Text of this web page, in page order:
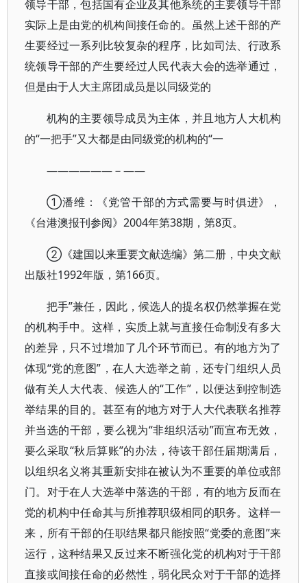
领导干部，包括国有企业及其他系统的主要领导干部
实际上是由党的机构间接任命的。虽然上述干部的产
生要经过一系列比较复杂的程序，比如司法、行政系
统领导干部的产生要经过人民代表大会的选举通过，
但是由于人大主席团成员是以同级党的
机构的主要领导成员为主体，并且地方人大机构
的“一把手”又大都是由同级党的机构的“一
――————－——
①潘维：《党管干部的方式需要与时俱进》，
《台港澳报刊参阅》2004年第38期，第8页。
②《建国以来重要文献选编》第二册，中央文献
出版社1992年版，第166页。
把手”兼任，因此，候选人的提名权仍然掌握在党
的机构手中。这样，实质上就与直接任命制没有多大
的差异，只不过增加了几个环节而已。有的地方为了
体现“党的意图”，在人大选举之前，还专门组织人员
做有关人大代表、候选人的“工作”，以便达到控制选
举结果的目的。甚至有的地方对于人大代表联名推荐
并当选的干部，要么视为“非组织活动”而宣布无效，
要么采取“秋后算账”的办法，待该干部任届期满后，
以组织名义将其重新安排在被认为不重要的单位或部
门。对于在人大选举中落选的干部，有的地方反而在
党的机构中任命其与所推荐职级相同的职务。这样一
来，所有干部的任职结果都只能按照“党委的意图”来
运行，这种结果又反过来不断强化党的机构对于干部
直接或间接任命的必然性，弱化民众对于干部的选择